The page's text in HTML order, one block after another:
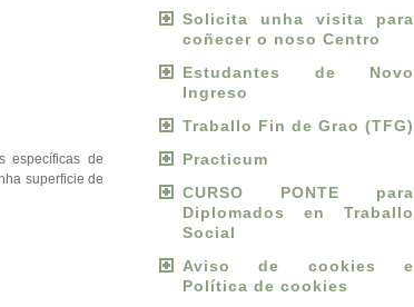
específicas de
superficie de
Solicita unha visita para
coñecer o noso Centro
Estudantes de Novo
Ingreso
Traballo Fin de Grao (TFG)
Practicum
CURSO PONTE para
Diplomados en Traballo
Social
Aviso de cookies e
Política de cookies